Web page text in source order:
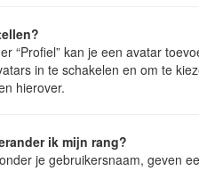
“Profiel” kan je een avatar
in te schakelen en om te
hierover.
ik mijn rang?
je gebruikersnaam, geven